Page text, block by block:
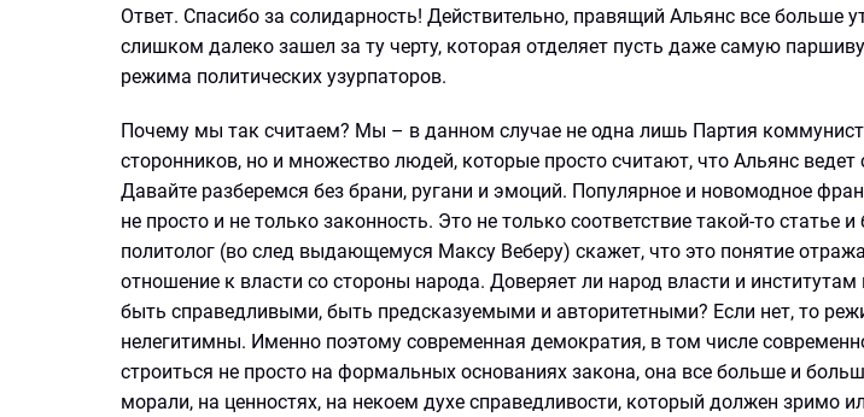
Ответ. Спасибо за солидарность! Действительно, правящий Альянс все больше
слишком далеко зашел за ту черту, которая отделяет пусть даже самую
режима политических узурпаторов.
Почему мы так считаем? Мы – в данном случае не одна лишь Партия
сторонников, но и множество людей, которые просто считают, что Альянс
Давайте разберемся без брани, ругани и эмоций. Популярное и новомодное
не просто и не только законность. Это не только соответствие такой-то статье
политолог (во след выдающемуся Максу Веберу) скажет, что это понятие
отношение к власти со стороны народа. Доверяет ли народ власти и институтам
быть справедливыми, быть предсказуемыми и авторитетными? Если нет, то
нелегитимны. Именно поэтому современная демократия, в том числе
строиться не просто на формальных основаниях закона, она все больше и
морали, на ценностях, на некоем духе справедливости, который должен зримо